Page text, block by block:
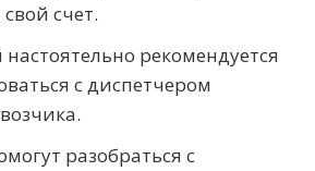
счет.
рекомендуется
с диспетчером
разобраться с